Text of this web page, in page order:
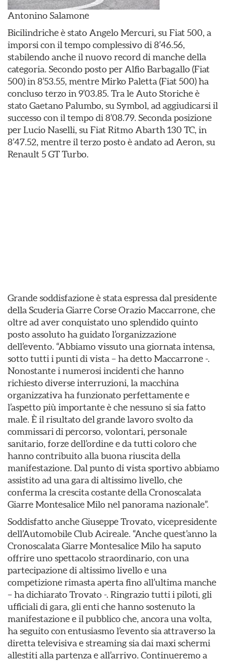
Antonino Salamone
Bicilindriche è stato Angelo Mercuri, su Fiat 500, a
imporsi con il tempo complessivo di 8’46.56,
stabilendo anche il nuovo record di manche della
categoria. Secondo posto per Alfio Barbagallo (Fiat
500) in 8’53.55, mentre Mirko Paletta (Fiat 500) ha
concluso terzo in 9’03.85. Tra le Auto Storiche è
stato Gaetano Palumbo, su Symbol, ad aggiudicarsi il
successo con il tempo di 8’08.79. Seconda posizione
per Lucio Naselli, su Fiat Ritmo Abarth 130 TC, in
8’47.52, mentre il terzo posto è andato ad Aeron, su
Renault 5 GT Turbo.
Grande soddisfazione è stata espressa dal presidente
della Scuderia Giarre Corse Orazio Maccarrone, che
oltre ad aver conquistato uno splendido quinto
posto assoluto ha guidato l’organizzazione
dell’evento. “Abbiamo vissuto una giornata intensa,
sotto tutti i punti di vista – ha detto Maccarrone -.
Nonostante i numerosi incidenti che hanno
richiesto diverse interruzioni, la macchina
organizzativa ha funzionato perfettamente e
l’aspetto più importante è che nessuno si sia fatto
male. È il risultato del grande lavoro svolto da
commissari di percorso, volontari, personale
sanitario, forze dell’ordine e da tutti coloro che
hanno contribuito alla buona riuscita della
manifestazione. Dal punto di vista sportivo abbiamo
assistito ad una gara di altissimo livello, che
conferma la crescita costante della Cronoscalata
Giarre Montesalice Milo nel panorama nazionale”.
Soddisfatto anche Giuseppe Trovato, vicepresidente
dell’Automobile Club Acireale. “Anche quest’anno la
Cronoscalata Giarre Montesalice Milo ha saputo
offrire uno spettacolo straordinario, con una
partecipazione di altissimo livello e una
competizione rimasta aperta fino all’ultima manche
– ha dichiarato Trovato -. Ringrazio tutti i piloti, gli
ufficiali di gara, gli enti che hanno sostenuto la
manifestazione e il pubblico che, ancora una volta,
ha seguito con entusiasmo l’evento sia attraverso la
diretta televisiva e streaming sia dai maxi schermi
allestiti alla partenza e all’arrivo. Continueremo a